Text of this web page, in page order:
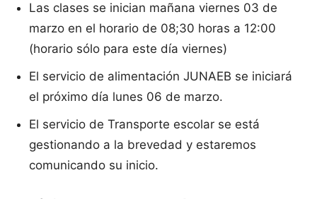
Las clases se inician mañana viernes 03 de
marzo en el horario de 08;30 horas a 12:00
(horario sólo para este día viernes)
El servicio de alimentación JUNAEB se iniciará
el próximo día lunes 06 de marzo.
El servicio de Transporte escolar se está
gestionando a la brevedad y estaremos
comunicando su inicio.